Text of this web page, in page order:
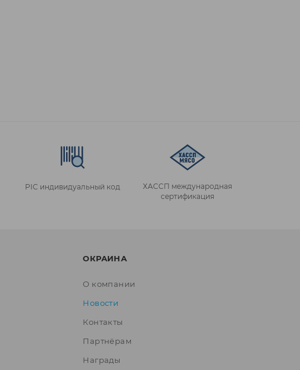
PIC индивидуальный код
ХАССП международная
сертификация
ОКРАИНА
О компании
Новости
Контакты
Партнёрам
Награды